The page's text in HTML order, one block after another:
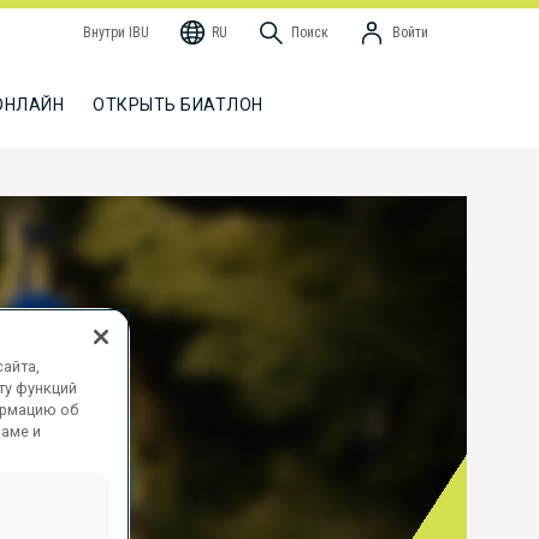
Внутри IBU RU Поиск Войти
ОТКРЫТЬ БИАТЛОН
функций
об
и